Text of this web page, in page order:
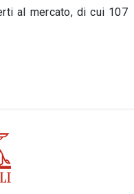
al mercato, di cui 107